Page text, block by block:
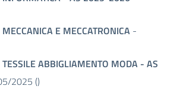
E MECCATRONICA -
ABBIGLIAMENTO MODA - AS
2025 ()